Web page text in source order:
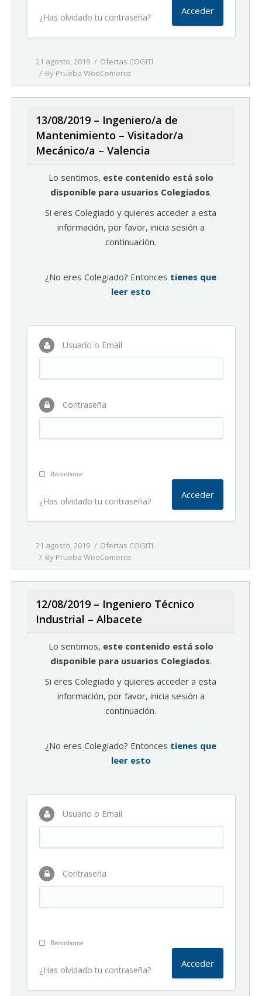
¿Has olvidado tu contraseña?
21 agosto, 2019
Ofertas COGITI
By Prueba WooComerce
13/08/2019 – Ingeniero/a de
Mantenimiento – Visitador/a
Mecánico/a – Valencia
Lo sentimos, este contenido está solo
disponible para usuarios Colegiados.
Si eres Colegiado y quieres acceder a esta
información, por favor, inicia sesión a
continuación.
¿No eres Colegiado? Entonces tienes que
leer esto
Usuario o Email
Contraseña
Recordarme
¿Has olvidado tu contraseña?
21 agosto, 2019
Ofertas COGITI
By Prueba WooComerce
12/08/2019 – Ingeniero Técnico
Industrial – Albacete
Lo sentimos, este contenido está solo
disponible para usuarios Colegiados.
Si eres Colegiado y quieres acceder a esta
información, por favor, inicia sesión a
continuación.
¿No eres Colegiado? Entonces tienes que
leer esto
Usuario o Email
Contraseña
Recordarme
¿Has olvidado tu contraseña?